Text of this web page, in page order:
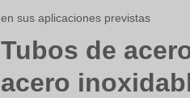
en sus aplicaciones previstas
Tubos de
acero